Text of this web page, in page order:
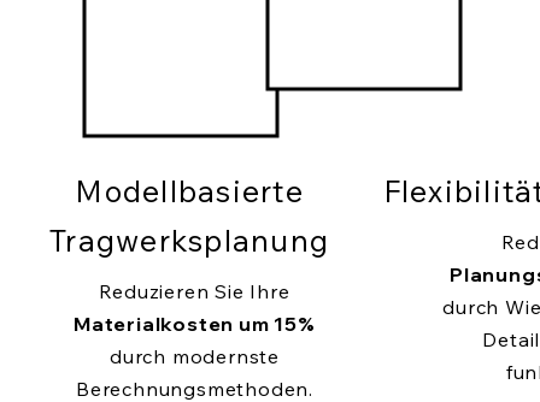
Modellbasierte
Tragwerksplanung
Reduzieren Sie Ihre
Materialkosten um 15%
durch modernste
Berechnungsmethoden.
durch